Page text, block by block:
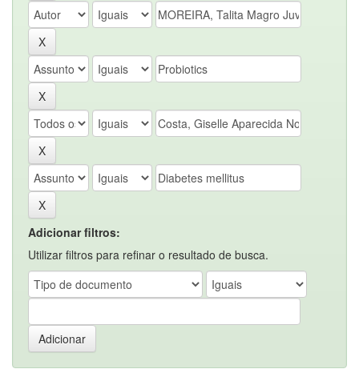
Adicionar filtros:
Utilizar filtros para refinar o resultado de busca.